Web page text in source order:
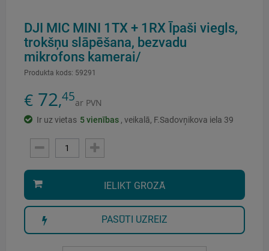
DJI MIC MINI 1TX + 1RX Īpaši viegls,
trokšņu slāpēšana, bezvadu
mikrofons kamerai/
Produkta kods: 59291
€ 72,45ar PVN
Ir uz vietas 5vienības , veikalā, F.Sadovņikova iela 39
IELIKT GROZĀ
PASŪTI UZREIZ